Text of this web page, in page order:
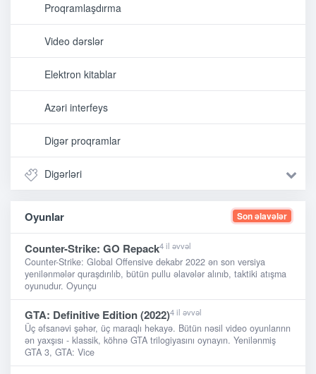
Proqramlaşdırma
Video dərslər
Elektron kitablar
Azəri interfeys
Digər proqramlar
Digərləri
Oyunlar Son əlavələr
Counter-Strike: GO Repack4 il əvvəl
Counter-Strike: Global Offensive dekabr 2022 ən son versiya
yenilənmələr quraşdırılıb, bütün pullu əlavələr alınıb, taktiki atışma
oyunudur. Oyunçu
GTA: Definitive Edition (2022)4 il əvvəl
Üç əfsanəvi şəhər, üç maraqlı hekayə. Bütün nəsil video oyunlarınn
ən yaxşısı - klassik, köhnə GTA trilogiyasını oynayın. Yenilənmiş
GTA 3, GTA: Vice